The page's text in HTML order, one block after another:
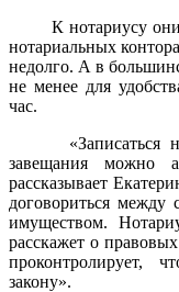
К нотариусу
нотариальных
недолго. А в
не менее для
час.
«Записаться
завещания можно
рассказывает
договориться между
имуществом.
расскажет о
проконтролирует,
закону».